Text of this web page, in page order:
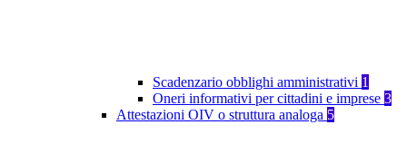
Scadenzario obblighi amministrativi 1
Oneri informativi per cittadini e imprese 3
Attestazioni OIV o struttura analoga 5